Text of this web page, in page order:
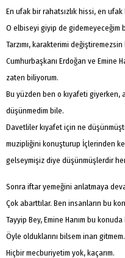
En ufak bir rahatsızlık hissi, en ufak
O elbiseyi giyip de gidemeyeceğim
Tarzımı, karakterimi
Cumhurbaşkanı Erdoğan ve Emine
zaten biliyorum.
Bu yüzden ben o kıyafeti giyerken,
düşünmedim bile.
Davetliler kıyafet için ne
muzipliğini konuşturup İçlerinden
gelseymişiz diye düşünmüşlerdir
Sonra iftar yemeğini anlatmaya
Çok abarttılar. Ben insanların bu
Tayyip Bey, Emine Hanım bu
Öyle olduklarını bilsem inan gitmem.
Hiçbir mecburiyetim yok, kaçarım.